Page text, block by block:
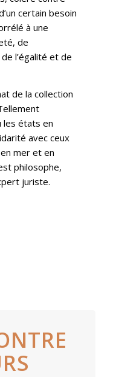
certain besoin
à une
de
l’égalité et de
de la collection
les états en
avec ceux
mer et en
philosophe,
juriste.